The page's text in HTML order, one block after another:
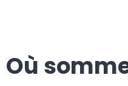
Où